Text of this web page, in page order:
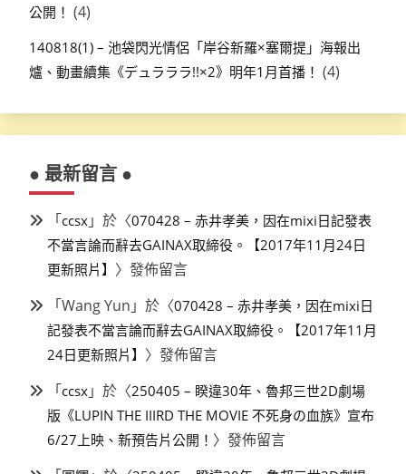
公開！ (4)
140818(1) – 池袋閃光情侶「岸谷新羅×塞爾提」海報出
爐、動畫續集《デュラララ!!×2》明年1月首播！ (4)
● 最新留言 ●
「ccsx 」於〈070428 – 赤井孝美，因在mixi日記發表
不當言論而辭去GAINAX取締役。【2017年11月24日
更新照片】 〉發佈留言
「Wang Yun 」於〈070428 – 赤井孝美，因在mixi日
記發表不當言論而辭去GAINAX取締役。【2017年11月
24日更新照片】 〉發佈留言
「ccsx 」於〈250405 – 睽違30年、魯邦三世2D劇場
版《LUPIN THE IIIRD THE MOVIE 不死身の血族》宣布
6/27上映、新預告片公開！ 〉發佈留言